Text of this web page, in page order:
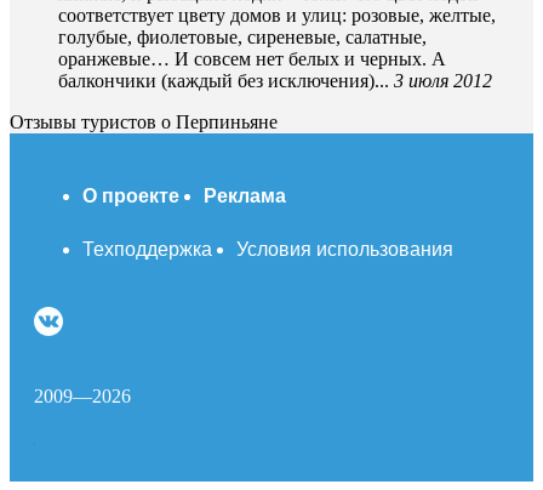
соответствует цвету домов и улиц: розовые, желтые,
голубые, фиолетовые, сиреневые, салатные,
оранжевые… И совсем нет белых и черных. А
балкончики (каждый без исключения)... 3 июля 2012
Отзывы туристов о Перпиньяне
О проекте Реклама
Техподдержка Условия использования
2009—2026